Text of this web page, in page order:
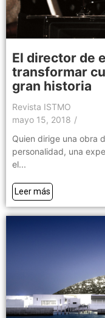
El director de
transformar
gran historia
Revista ISTMO
mayo 15, 2018 /
Quien dirige una obra
personalidad, una
el...
Leer más